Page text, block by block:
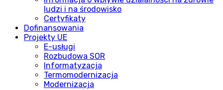
ludzi i na środowisko
Certyfikaty
Dofinansowania
Projekty UE
E-usługi
Rozbudowa SOR
Informatyzacja
Termomodernizacja
Modernizacja